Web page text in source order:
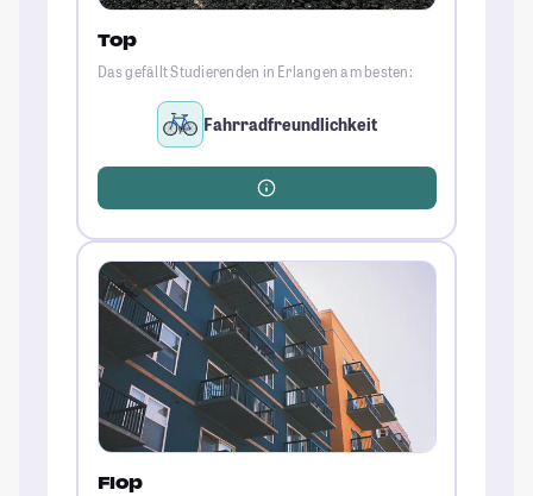
Top
Das gefällt Studierenden in Erlangen am besten:
Fahrradfreundlichkeit
Flop